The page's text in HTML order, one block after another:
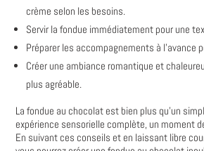
crème selon les besoins.
Servir la fondue immédiatement pour une
Préparer les accompagnements à l'avance
Créer une ambiance romantique et
plus agréable.
La fondue au chocolat est bien plus qu'un
expérience sensorielle complète, un moment
En suivant ces conseils et en laissant libre